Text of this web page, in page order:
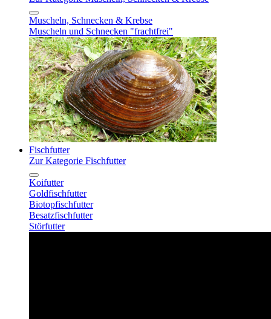
Muscheln, Schnecken & Krebse
Muscheln und Schnecken "frachtfrei"
Fischfutter
Zur Kategorie Fischfutter
Koifutter
Goldfischfutter
Biotopfischfutter
Besatzfischfutter
Störfutter